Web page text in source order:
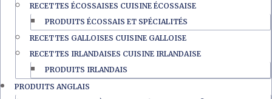
RECETTES ÉCOSSAISES CUISINE ÉCOSSAISE
PRODUITS ÉCOSSAIS ET SPÉCIALITÉS
RECETTES GALLOISES CUISINE GALLOISE
RECETTES IRLANDAISES CUISINE IRLANDAISE
PRODUITS IRLANDAIS
PRODUITS ANGLAIS